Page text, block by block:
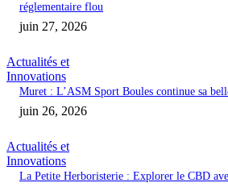
réglementaire flou
juin 27, 2026
Actualités et
Innovations
Muret : L’ASM Sport Boules continue sa
juin 26, 2026
Actualités et
Innovations
La Petite Herboristerie : Explorer le CBD